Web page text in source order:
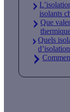
isolants
Que
Quels